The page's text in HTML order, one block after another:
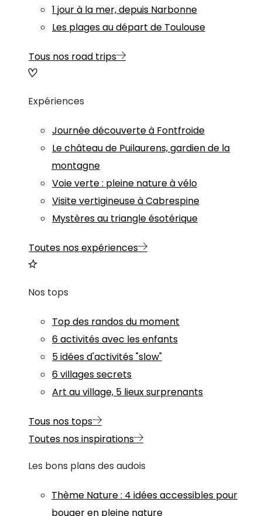
1 jour à la mer, depuis Narbonne
Les plages au départ de Toulouse
Tous nos road trips
Expériences
Journée découverte à Fontfroide
Le château de Puilaurens, gardien de la
montagne
Voie verte : pleine nature à vélo
Visite vertigineuse à Cabrespine
Mystères au triangle ésotérique
Toutes nos expériences
Nos tops
Top des randos du moment
6 activités avec les enfants
5 idées d'activités "slow"
6 villages secrets
Art au village, 5 lieux surprenants
Tous nos tops
Toutes nos inspirations
Les bons plans des audois
Thème Nature: 4 idées accessibles pour
bouger en pleine nature